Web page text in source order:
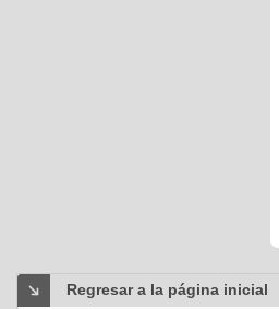
Regresar a la página inicial